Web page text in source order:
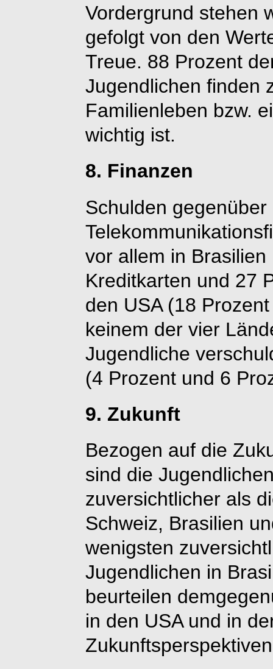
Vordergrund stehen
gefolgt von den
Treue. 88 Prozent
Jugendlichen finden
Familienleben bzw.
wichtig ist.
8. Finanzen
Schulden
vor allem in Brasilien
Kreditkarten und 27
den USA (18
keinem der vier
Jugendliche
(4 Prozent und 6
9. Zukunft
Bezogen auf die
sind die
zuversichtlicher als
Schweiz, Brasilien
wenigsten
Jugendlichen in
beurteilen
in den USA und in